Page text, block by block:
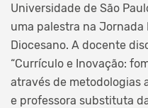
Universidade de São
uma palestra na Jornada
Diocesano. A docente
“Currículo e Inovação:
através de metodologias
e professora substituta